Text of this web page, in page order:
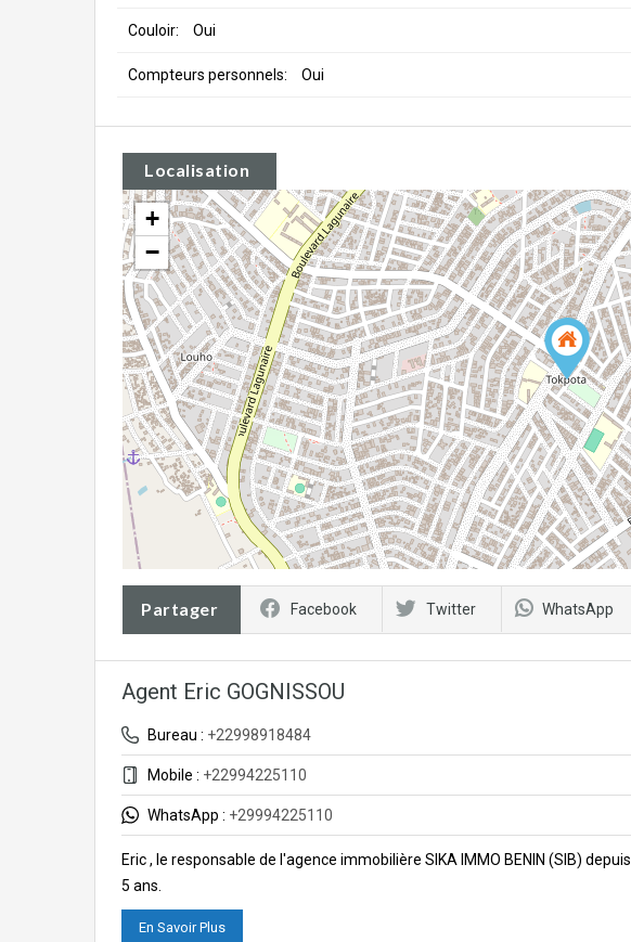
Couloir: Oui
Compteurs personnels: Oui
Localisation
+
−
Partager Facebook Twitter WhatsApp
Agent Eric GOGNISSOU
Bureau : +22998918484
Mobile : +22994225110
WhatsApp : +29994225110
Eric , le responsable de l'agence immobilière SIKA IMMO BENIN (SIB) depuis
5 ans.
En Savoir Plus